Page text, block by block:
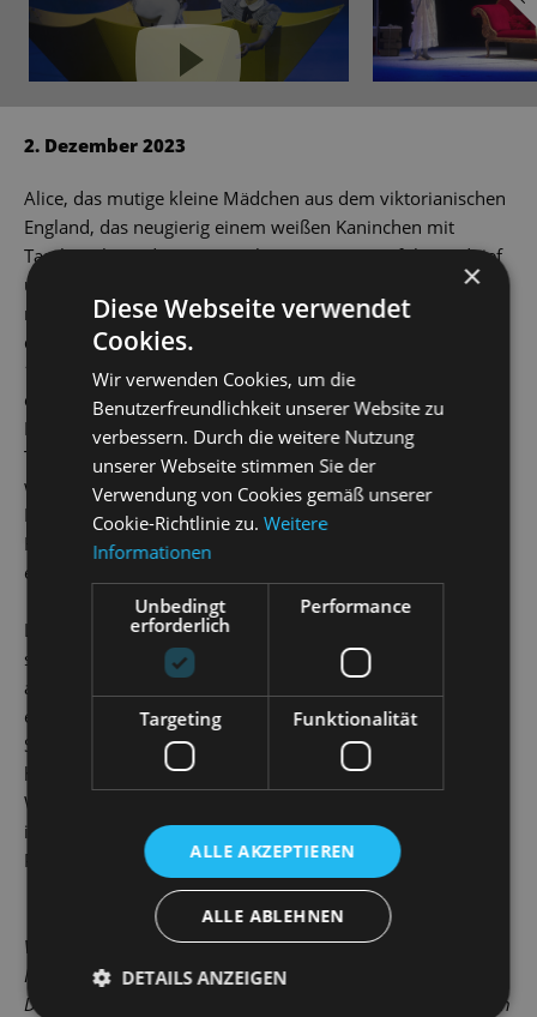
2. Dezember 2023
Alice, das mutige kleine Mädchen aus dem viktorianischen
England, das neugierig einem weißen Kaninchen mit
Taschenuhr und Westentasche in seinen Bau folgt und tief
unter die Erde gefallen mal winzig klein und mal
riesengroß allerlei paradoxe Abenteuer besteht, zählt zu
den meistgeliebten Kinderbuchheldinnen aller Zeiten. Seit
1865, als Lewis Carrolls Klassiker
Alice im Wunderland
erstmals in Buchform erschien, beschäftigen ihre bizarren
Erlebnisse im
Wunderland und Jenseits des Spiegels
Titel des zweiten Alice-Buchs – die Fantasie von Kindern
wie Erwachsenen. Dabei erfindet jede Generation ihre
Begegnungen mit der Grinsekatze, dem verrückten
Hutmacher, der Herzkönigin und den vielen anderen auf
einzigartige Weise neu.
Lassen Sie sich von Ballettdirektor Radek Stopka und
seinem fantasievollen Tanzmärchen für die ganze Familie
auf den Spuren heißgeliebter Figuren ins Wunderland
entführen! Die Musik dazu liefert der Dresdner Komponist
Sven Helbig: Sinnlich kraftvolle Akkordfolgen wirken
hypnotisch wie die geheimnisvolle Raupe mit ihrer
Wasserpfeife; vorwärtsdrängende Rhythmen treiben Alice
immer tiefer in ihre Geschichte hinein und uns im
Publikum mit ihr.
Vielen Dank!
In der Spielzeit 2025/2026 sponsert der Handpan-Salon aus
Dresden/Langebrück eine Handpan für alle Vorstellungen von
×
Diese Webseite verwendet
Cookies.
Wir verwenden Cookies, um die
Benutzerfreundlichkeit unserer Website zu
verbessern. Durch die weitere Nutzung
unserer Webseite stimmen Sie der
Verwendung von Cookies gemäß unserer
Cookie-Richtlinie zu.Weitere
Informationen
Unbedingt
erforderlich
Performance
Targeting Funktionalität
ALLE AKZEPTIEREN
ALLE ABLEHNEN
DETAILS ANZEIGEN